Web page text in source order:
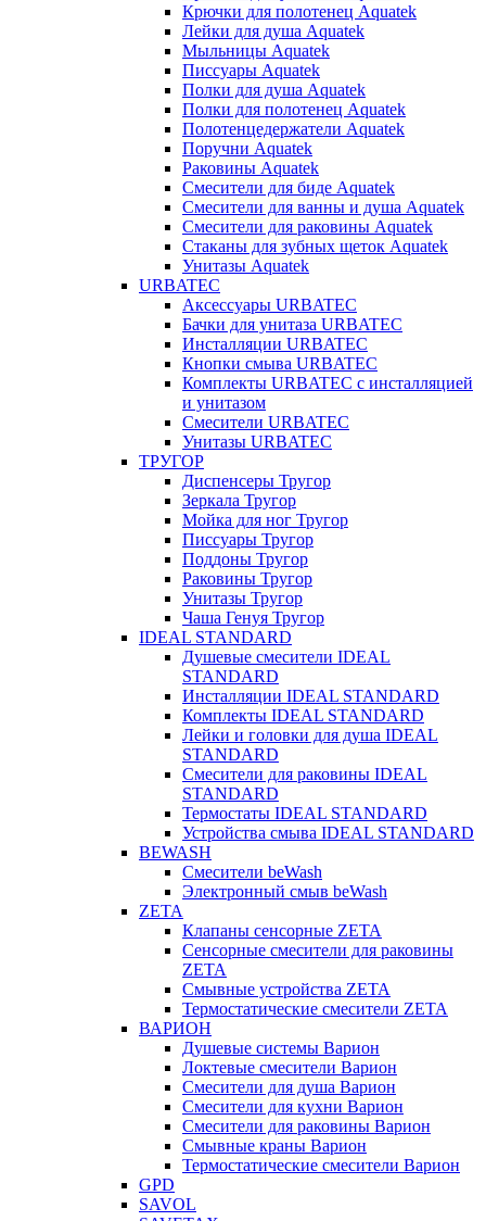
Крючки для полотенец Aquatek
Лейки для душа Aquatek
Мыльницы Aquatek
Писсуары Aquatek
Полки для душа Aquatek
Полки для полотенец Aquatek
Полотенцедержатели Aquatek
Поручни Aquatek
Раковины Aquatek
Смесители для биде Aquatek
Смесители для ванны и душа Aquatek
Смесители для раковины Aquatek
Стаканы для зубных щеток Aquatek
Унитазы Aquatek
URBATEC
Аксессуары URBATEC
Бачки для унитаза URBATEC
Инсталляции URBATEC
Кнопки смыва URBATEC
Комплекты URBATEC с инсталляцией
и унитазом
Смесители URBATEC
Унитазы URBATEC
ТРУГОР
Диспенсеры Тругор
Зеркала Тругор
Мойка для ног Тругор
Писсуары Тругор
Поддоны Тругор
Раковины Тругор
Унитазы Тругор
Чаша Генуя Тругор
IDEAL STANDARD
Душевые смесители IDEAL
STANDARD
Инсталляции IDEAL STANDARD
Комплекты IDEAL STANDARD
Лейки и головки для душа IDEAL
STANDARD
Смесители для раковины IDEAL
STANDARD
Термостаты IDEAL STANDARD
Устройства смыва IDEAL STANDARD
BEWASH
Смесители beWash
Электронный смыв beWash
ZETA
Клапаны сенсорные ZETA
Сенсорные смесители для раковины
ZETA
Смывные устройства ZETA
Термостатические смесители ZETA
ВАРИОН
Душевые системы Варион
Локтевые смесители Варион
Смесители для душа Варион
Смесители для кухни Варион
Смесители для раковины Варион
Смывные краны Варион
Термостатические смесители Варион
GPD
SAVOL